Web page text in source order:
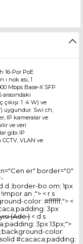
16-Por PoE
ı nok ası, 1
Mbps Base-X SFP
arasındaki
1 .4 W) ve
uygundur. Swi ch,
IP kameralar ve
ve veri
gibi IP
VLAN ve
er" border="0"
d ;border-bo om: 1px
an ;"> < r s
color: #ffffff;"> <
3px
(Ade ) < d s
3px 13px;">
;background-color:
#cacaca;padding: